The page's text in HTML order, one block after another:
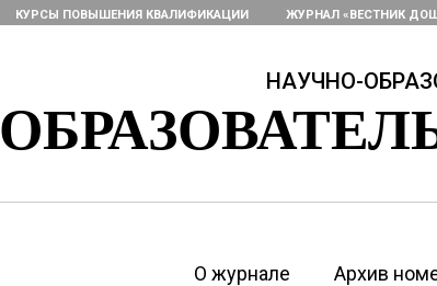
КУРСЫ ПОВЫШЕНИЯ КВАЛИФИКАЦИИ ЖУРНАЛ «ВЕСТНИК
НАУЧНО-
О журнале Архив